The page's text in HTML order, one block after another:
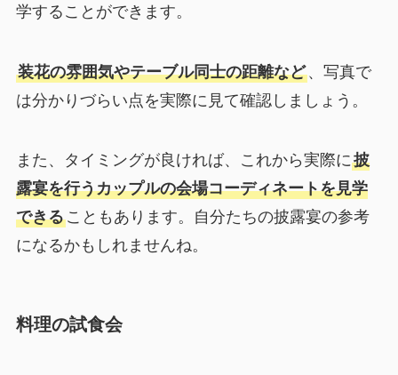
学することができます。
装花の雰囲気やテーブル同士の距離など、写真で
は分かりづらい点を実際に見て確認しましょう。
また、タイミングが良ければ、これから実際に披
露宴を行うカップルの会場コーディネートを見学
できることもあります。自分たちの披露宴の参考
になるかもしれませんね。
料理の試食会